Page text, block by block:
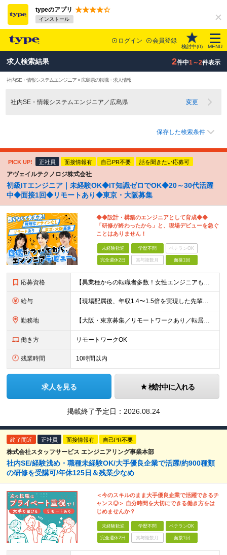
typeのアプリ
インストール
ログイン 会員登録
検討中(0) MENU
求人検索結果 2件中1～2件表示
社内SE・情報システムエンジニア × 広島県の転職・求人情報
社内SE・情報システムエンジニア／広島県 変更
保存した検索条件
PICK UP! 正社員 面接情報有 自己PR不要 話を聞きたい応募可
アヴェイルテクノロジ株式会社
初級ITエンジニア｜未経験OK◆IT知識ゼロでOK◆20～30代活躍
中◆面接1回◆リモートあり◆東京・大阪募集
◆◆設計・構築のエンジニアとして育成◆◆
「研修が終わったから」と、現場デビューを急ぐ
ことはありません！
未経験歓迎 学歴不問 ベテランOK
完全週休2日 賞与複数月 面接1回
応募資格 【異業種からの転職者多数！女性エンジニアも活躍中】 ◆学歴不問 ◆未経験OK ≪こんな方を歓迎しています≫ ◎未経験から成長できる環境で活躍したい方 ◎大学やスクールでIT系のスキルを学んだことのあ
給与 【現場配属後、年収1.4〜1.5倍を実現した先輩も！残業代全額支給】 ◆給与は経験やスキルに応じて決定します ◆年俸制250万円～350万円（1/12を月々支給） ≪年収UPの例≫ ◎飲食業からのキ
勤務地 【大阪・東京募集／リモートワークあり／転居を伴う転勤なし】 東京本社、大阪事務所、または東京23区内・関西（大阪・兵庫）の各クライアント先勤務 ◆入社後、約1年間はクライアント先ではなく 自社内（東
働き方 リモートワークOK
残業時間 10時間以内
求人を見る 検討中に入れる
掲載終了予定日： 2026.08.24
終了間近 正社員 面接情報有 自己PR不要
株式会社スタッフサービス エンジニアリング事業本部
社内SE/経験浅め・職種未経験OK/大手優良企業で活躍/約900種類
の研修を受講可/年休125日＆残業少なめ
＜今のスキルのまま大手優良企業で活躍できるチ
ャンス◎＞ 自分時間を大切にできる働き方をは
じめませんか？
未経験歓迎 学歴不問 ベテランOK
完全週休2日 賞与複数月 面接1回